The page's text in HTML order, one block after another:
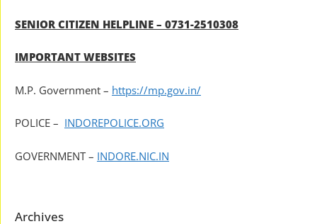
SENIOR CITIZEN HELPLINE – 0731-2510308
IMPORTANT WEBSITES
M.P. Government – https://mp.gov.in/
POLICE – INDOREPOLICE.ORG
GOVERNMENT – INDORE.NIC.IN
Archives